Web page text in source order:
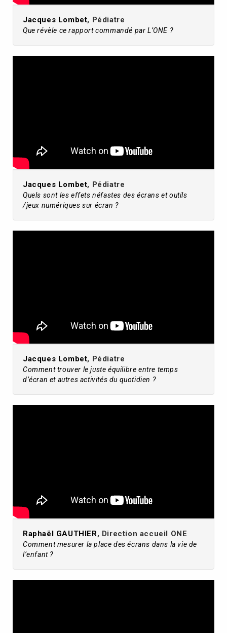
Jacques Lombet, Pédiatre
Que révèle ce rapport commandé par L’ONE ?
Jacques Lombet, Pédiatre
Quels sont les effets néfastes des écrans et outils
/jeux numériques sur écran ?
Jacques Lombet, Pédiatre
Comment trouver le juste équilibre entre temps
d’écran et autres activités du quotidien ?
Raphaël GAUTHIER, Direction accueil ONE
Comment mesurer la place des écrans dans la vie de
l’enfant ?